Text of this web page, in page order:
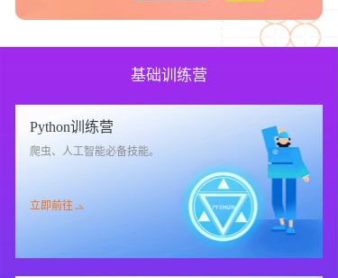
基础训练营
Python训练营
爬虫、人工智能必备技能。
立即前往